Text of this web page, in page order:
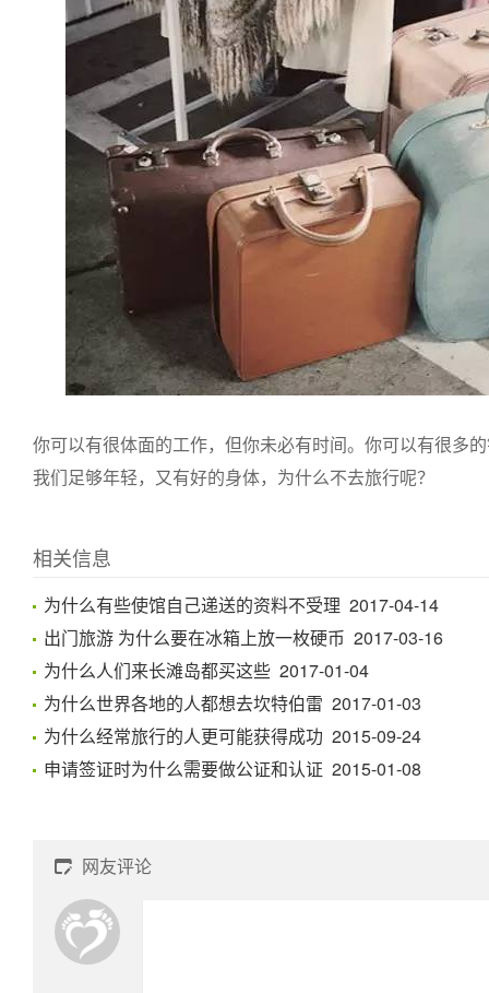
你可以有很体面的工作，但你未必有时间。你可以有很多
我们足够年轻，又有好的身体，为什么不去旅行呢？
相关信息
为什么有些使馆自己递送的资料不受理 2017-04-14
出门旅游 为什么要在冰箱上放一枚硬币 2017-03-16
为什么人们来长滩岛都买这些 2017-01-04
为什么世界各地的人都想去坎特伯雷 2017-01-03
为什么经常旅行的人更可能获得成功 2015-09-24
申请签证时为什么需要做公证和认证 2015-01-08
 网友评论